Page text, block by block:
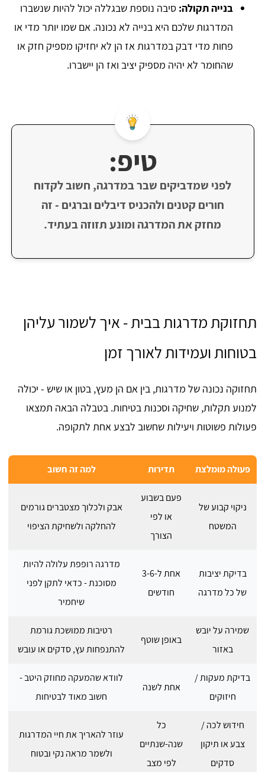
בנייה תקולה: סיבה נוספת שבגללה יכול להיות שנשברו
המדרגות שלכם היא בנייה לא נכונה. אם שמו יותר מדי או
פחות מדי דבק במדרגות אז הן לא יחזיקו מספיק חזק או
שהחומר לא יהיה מספיק יציב ואז הן יישברו.
טיפ:
לפני שמדביקים שבר במדרגה, חשוב לקדוח
חורים קטנים ולהכניס דיבלים וברגים - זה
מחזק את המדרגה ומונע תזוזה בעתיד.
תחזוקת מדרגות בבית - איך לשמור עליהן
בטוחות ועמידות לאורך זמן
תחזוקה נכונה של מדרגות, בין אם הן מעץ, בטון או שיש - יכולה
למנוע תקלות, שחיקה וסכנות בטיחות. בטבלה הבאה תמצאו
פעולות פשוטות ויעילות שחשוב לבצע אחת לתקופה.
פעולה מומלצת תדירות למה זה חשוב
ניקוי קבוע של
המשטח
פעם בשבוע
או לפי
הצורך
אבק ולכלוך מצטברים גורמים
להחלקה ולשחיקת הציפוי
בדיקת יציבות
של כל מדרגה
אחת ל-3-6
חודשים
מדרגה רופפת עלולה להיות
מסוכנת - כדאי לתקן לפני
שיחמיר
שמירה על יובש
באזור
באופן שוטף
רטיבות ממושכת גורמת
להתנפחות עץ, סדקים או עובש
בדיקת מעקות /
חיזוקים
אחת לשנה
לוודא שהמעקה מחוזק היטב -
חשוב מאוד לבטיחות
חידוש לכה /
צבע או תיקון
סדקים
כל
שנה-שנתיים
לפי מצב
עוזר להאריך את חיי המדרגות
ולשמר מראה נקי ובטוח